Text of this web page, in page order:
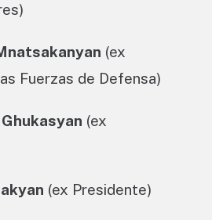
(ex
Fuerzas de Defensa)
(ex
(ex Presidente)